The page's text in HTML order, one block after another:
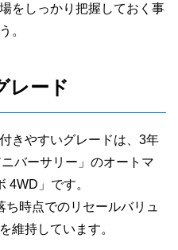
をしっかり把握しておく事
。
レード
きやすいグレードは、3年
バーサリー」のオートマ
4WD」です。
ち時点でのリセールバリュ
維持しています。